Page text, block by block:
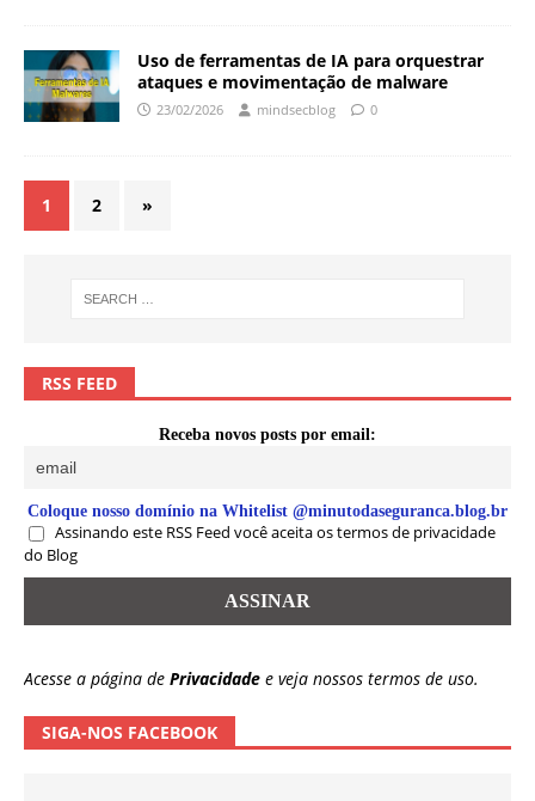
Uso de ferramentas de IA para orquestrar
ataques e movimentação de malware
23/02/2026 mindsecblog 0
1 2 »
RSS FEED
Receba novos posts por email:
Coloque nosso domínio na Whitelist @minutodaseguranca.blog.br
Assinando este RSS Feed você aceita os termos de privacidade
do Blog
Acesse a página de Privacidade e veja nossos termos de uso.
SIGA-NOS FACEBOOK